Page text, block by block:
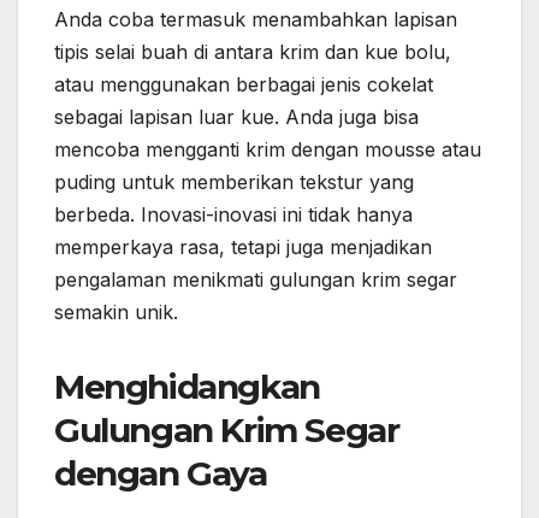
Anda coba termasuk menambahkan lapisan
tipis selai buah di antara krim dan kue bolu,
atau menggunakan berbagai jenis cokelat
sebagai lapisan luar kue. Anda juga bisa
mencoba mengganti krim dengan mousse atau
puding untuk memberikan tekstur yang
berbeda. Inovasi-inovasi ini tidak hanya
memperkaya rasa, tetapi juga menjadikan
pengalaman menikmati gulungan krim segar
semakin unik.
Menghidangkan
Gulungan Krim Segar
dengan Gaya